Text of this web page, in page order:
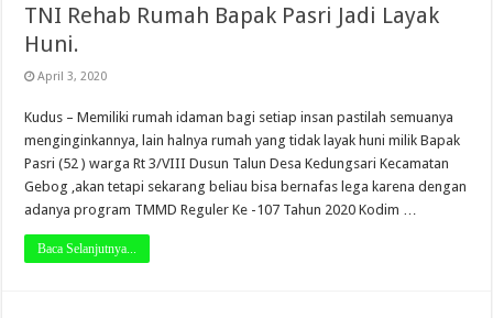
TNI Rehab Rumah Bapak Pasri Jadi Layak
Huni.
April 3, 2020
Kudus – Memiliki rumah idaman bagi setiap insan pastilah semuanya
menginginkannya, lain halnya rumah yang tidak layak huni milik Bapak
Pasri (52 ) warga Rt 3/VIII Dusun Talun Desa Kedungsari Kecamatan
Gebog ,akan tetapi sekarang beliau bisa bernafas lega karena dengan
adanya program TMMD Reguler Ke -107 Tahun 2020 Kodim …
Baca Selanjutnya...